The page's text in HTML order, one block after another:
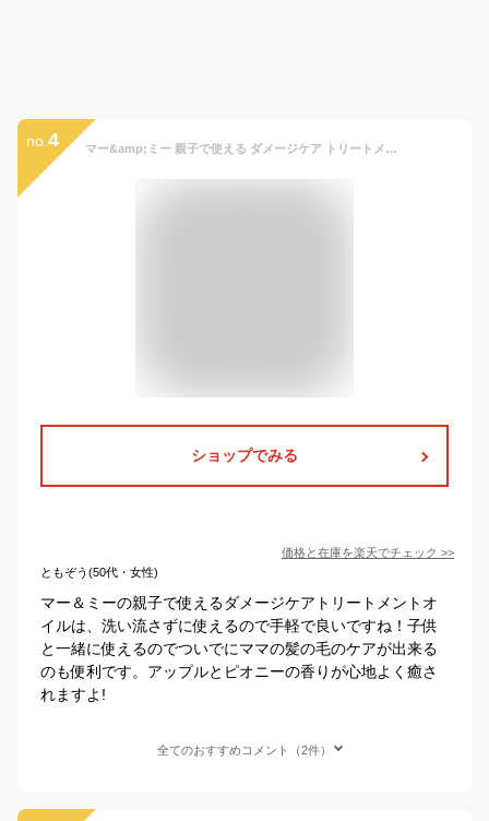
no. 4 マー&amp;ミー 親子で使える ダメージケア トリートメント ヘアオイル 50ml | 洗い流さない ヘアケア ママ ベビー キッズ 子供 赤ちゃん ラッテ
ショップでみる
価格と在庫を楽天でチェック >>
ともぞう(50代・女性)
マー＆ミーの親子で使えるダメージケアトリートメントオ
イルは、洗い流さずに使えるので手軽で良いですね！子供
と一緒に使えるのでついでにママの髪の毛のケアが出来る
のも便利です。アップルとピオニーの香りが心地よく癒さ
れますよ!
全てのおすすめコメント（2件）